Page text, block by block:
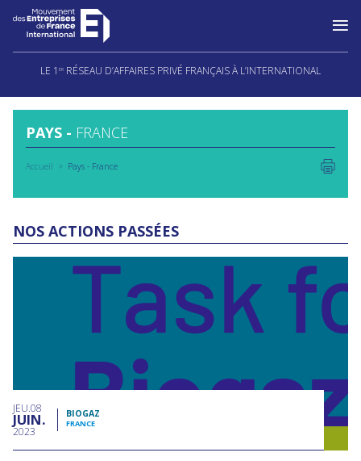
Aller
LE 1 ER RÉSEAU D’AFFAIRES PRIVÉ FRANÇAIS À L’INTERNATIONAL
PAYS - FRANCE
Accueil Pays - France
NOS ACTIONS PASSÉES
JEU 08
JUIN
2023
BIOGAZ
FRANCE